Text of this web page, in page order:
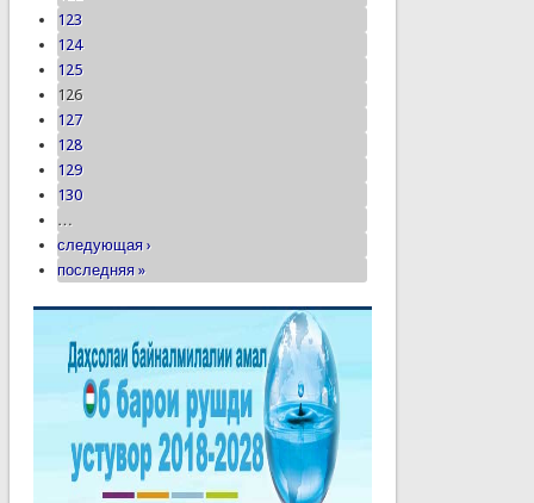
123
124
125
126
127
128
129
130
…
следующая ›
последняя »